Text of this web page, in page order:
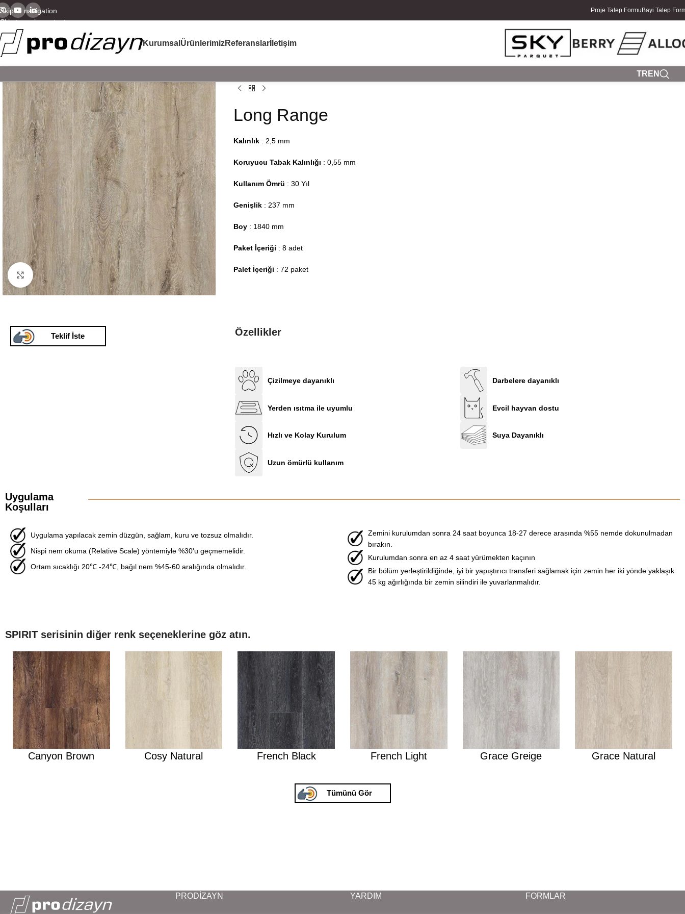
Skip to navigation
Skip to main content
Proje Talep Formu Bayi Talep
Kurumsal ÜrünlerimizReferanslar İletişim
TR EN
Click to enlarge
Long Range
Kalınlık : 2,5 mm
Koruyucu Tabak Kalınlığı : 0,55 mm
Kullanım Ömrü : 30 Yıl
Genişlik : 237 mm
Boy : 1840 mm
Paket İçeriği : 8 adet
Palet İçeriği : 72 paket
Teklif İste Özellikler
Çizilmeye dayanıklı
Yerden ısıtma ile uyumlu
Hızlı ve Kolay Kurulum
Uzun ömürlü kullanım
Darbelere dayanıklı
Evcil hayvan dostu
Suya Dayanıklı
Uygulama
Koşulları
Uygulama yapılacak zemin düzgün, sağlam, kuru ve tozsuz olmalıdır.
Nispi nem okuma (Relative Scale) yöntemiyle %30'u geçmemelidir.
Ortam sıcaklığı 20℃ -24℃, bağıl nem %45-60 aralığında olmalıdır.
Zemini kurulumdan sonra 24 saat boyunca 18-27 derece arasında %55 nemde dokunulmadan
bırakın.
Kurulumdan sonra en az 4 saat yürümekten kaçının
Bir bölüm yerleştirildiğinde, iyi bir yapıştırıcı transferi sağlamak için zemin her iki yönde yaklaşık
45 kg ağırlığında bir zemin silindiri ile yuvarlanmalıdır.
SPIRIT serisinin diğer renk seçeneklerine göz atın.
Canyon Brown Cosy Natural French Black French Light Grace Greige Grace Natural
Tümünü Gör
PRODİZAYN YARDIM FORMLAR